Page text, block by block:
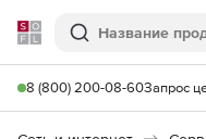
Softline
Поиск
8 (800) 200-08-60Запрос